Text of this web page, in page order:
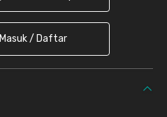
Masuk / Daftar